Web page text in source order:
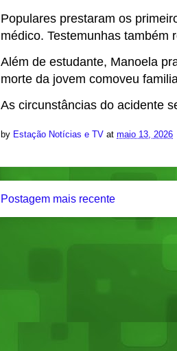
Populares prestaram os
médico. Testemunhas também
Além de estudante, Manoela
morte da jovem comoveu
As circunstâncias do acidente
by Estação Notícias e TV at maio 13, 2026
Postagem mais recente